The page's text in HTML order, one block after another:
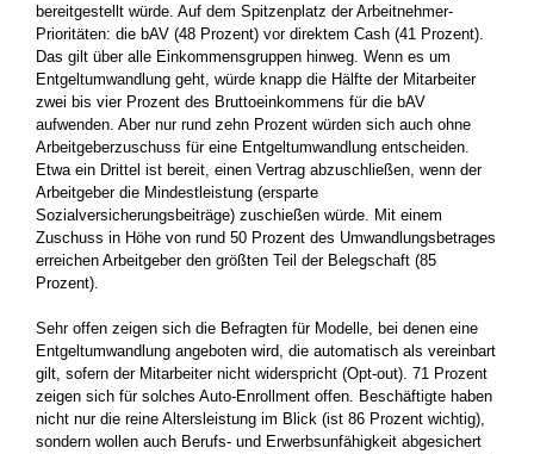
bereitgestellt würde. Auf dem Spitzenplatz der Arbeitnehmer-
Prioritäten: die bAV (48 Prozent) vor direktem Cash (41 Prozent).
Das gilt über alle Einkommensgruppen hinweg. Wenn es um
Entgeltumwandlung geht, würde knapp die Hälfte der Mitarbeiter
zwei bis vier Prozent des Bruttoeinkommens für die bAV
aufwenden. Aber nur rund zehn Prozent würden sich auch ohne
Arbeitgeberzuschuss für eine Entgeltumwandlung entscheiden.
Etwa ein Drittel ist bereit, einen Vertrag abzuschließen, wenn der
Arbeitgeber die Mindestleistung (ersparte
Sozialversicherungsbeiträge) zuschießen würde. Mit einem
Zuschuss in Höhe von rund 50 Prozent des Umwandlungsbetrages
erreichen Arbeitgeber den größten Teil der Belegschaft (85
Prozent).
Sehr offen zeigen sich die Befragten für Modelle, bei denen eine
Entgeltumwandlung angeboten wird, die automatisch als vereinbart
gilt, sofern der Mitarbeiter nicht widerspricht (Opt-out). 71 Prozent
zeigen sich für solches Auto-Enrollment offen. Beschäftigte haben
nicht nur die reine Altersleistung im Blick (ist 86 Prozent wichtig),
sondern wollen auch Berufs- und Erwerbsunfähigkeit abgesichert